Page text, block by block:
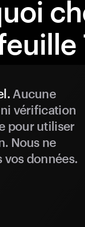
Aucune
vérification
pour utiliser
Nous ne
vos données.